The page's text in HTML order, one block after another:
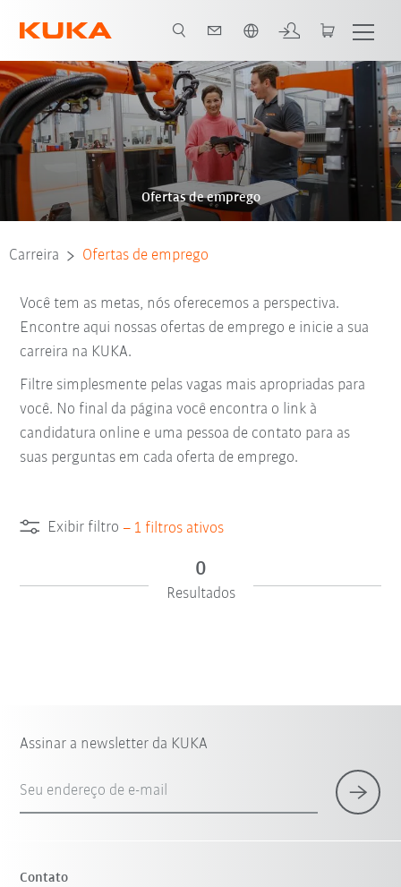
Ofertas de emprego
Carreira Ofertas de emprego
Você tem as metas, nós oferecemos a perspectiva.
Encontre aqui nossas ofertas de emprego e inicie a sua
carreira na KUKA.
Filtre simplesmente pelas vagas mais apropriadas para
você. No final da página você encontra o link à
candidatura online e uma pessoa de contato para as
suas perguntas em cada oferta de emprego.
Exibir filtro – 1 filtros ativos
0
Resultados
Assinar a newsletter da KUKA
Seu endereço de e-mail
Contato